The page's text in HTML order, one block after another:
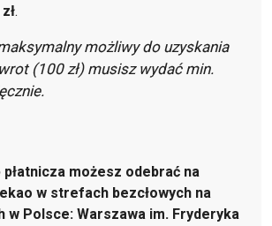
.
możliwy do uzyskania
(100 zł) musisz wydać min.
płatnicza możesz odebrać na
w strefach bezcłowych na
w Polsce: Warszawa im. Fryderyka